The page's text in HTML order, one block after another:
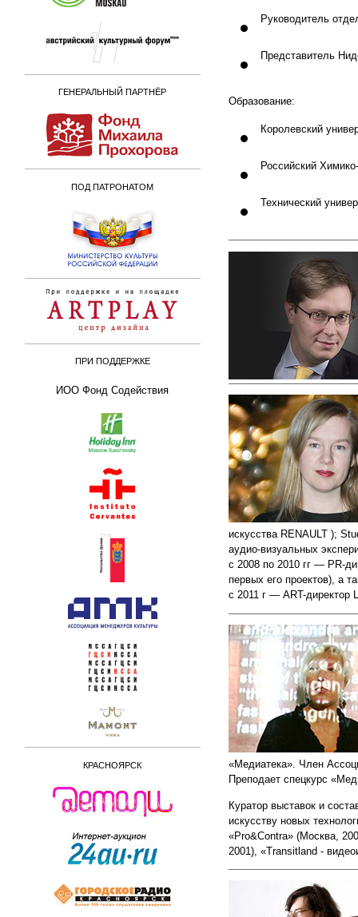
ГЕНЕРАЛЬНЫЙ ПАРТНЁР
ПОД ПАТРОНАТОМ
ПРИ ПОДДЕРЖКЕ
ИОО Фонд Содействия
КРАСНОЯРСК
Руководитель
Представитель
Образование:
Королевский
Российский
Технический
искусства RENAULT );
аудио-визуальных
с 2008 по 2010 гг — PR-
первых его проектов), а
с 2011 г — ART-директор
«Медиатека». Член
Преподает спецкурс
Куратор выставок и
искусству новых
«Pro&Contra» (Москва,
2001), «Transitland -